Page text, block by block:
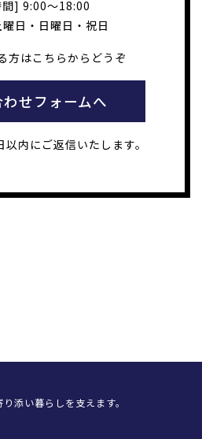
] 9:00～18:00
日・日曜日・祝日
方はこちらからどうぞ
せフォームへ
内にご返信いたします。
添い暮らしを支えます。